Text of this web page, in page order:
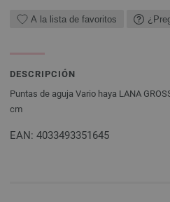
A la lista de favoritos
DESCRIPCIÓN
Puntas de aguja Vario haya LANA
cm
EAN: 4033493351645